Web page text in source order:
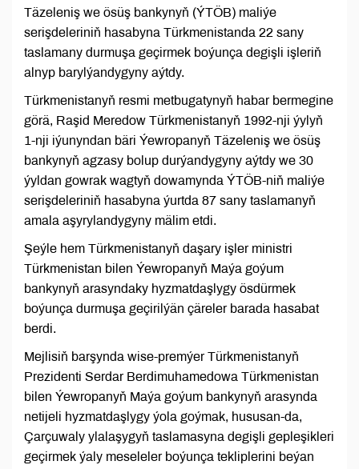
Täzeleniş we ösüş bankynyň (ÝTÖB) maliýe
serişdeleriniň hasabyna Türkmenistanda 22 sany
taslamany durmuşa geçirmek boýunça degişli işleriň
alnyp barylýandygyny aýtdy.
Türkmenistanyň resmi metbugatynyň habar bermegine
görä, Raşid Meredow Türkmenistanyň 1992-nji ýylyň
1-nji iýunyndan bäri Ýewropanyň Täzeleniş we ösüş
bankynyň agzasy bolup durýandygyny aýtdy we 30
ýyldan gowrak wagtyň dowamynda ÝTÖB-niň maliýe
serişdeleriniň hasabyna ýurtda 87 sany taslamanyň
amala aşyrylandygyny mälim etdi.
Şeýle hem Türkmenistanyň daşary işler ministri
Türkmenistan bilen Ýewropanyň Maýa goýum
bankynyň arasyndaky hyzmatdaşlygy ösdürmek
boýunça durmuşa geçirilýän çäreler barada hasabat
berdi.
Mejlisiň barşynda wise-premýer Türkmenistanyň
Prezidenti Serdar Berdimuhamedowa Türkmenistan
bilen Ýewropanyň Maýa goýum bankynyň arasynda
netijeli hyzmatdaşlygy ýola goýmak, hususan-da,
Çarçuwaly ylalaşygyň taslamasyna degişli gepleşikleri
geçirmek ýaly meseleler boýunça tekliplerini beýan